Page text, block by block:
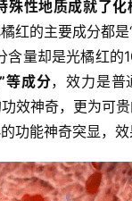
殊性地质成就了
红的主要成分都是
含量却是光橘红的
等成分，效力是普
效神奇，更为可
的功能神奇突显，效